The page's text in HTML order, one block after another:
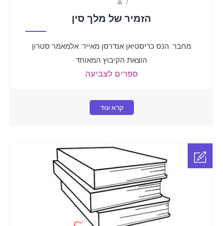
/
הזמיר של מלך סין
מחבר: הנס כריסטיאן אנדרסן מאייר: אלמאמר סטרון
הוצאת הקיבוץ המאוחד
ספרים לצביעה
קרא עוד